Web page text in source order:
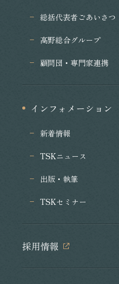
総括代表者ごあいさつ
髙野総合グループ
顧問団・専門家連携
インフォメーション
新着情報
TSKニュース
出版・執筆
TSKセミナー
採用情報